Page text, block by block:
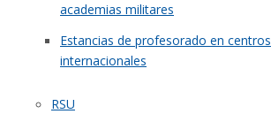
academias militares
Estancias de profesorado en centros
internacionales
RSU